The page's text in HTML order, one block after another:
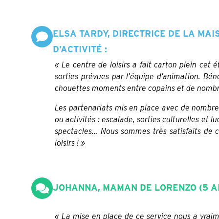
ELSA TARDY, DIRECTRICE DE LA
D’ACTIVITÉ :
« Le centre de loisirs a fait carton plein cet
sorties prévues par l’équipe d’animation.
chouettes moments entre copains et de
Les partenariats mis en place avec de
ou activités : escalade, sorties culturelles et
spectacles… Nous sommes très satisfaits de
loisirs ! »
JOHANNA, MAMAN DE LORENZO (5
« La mise en place de ce service nous a